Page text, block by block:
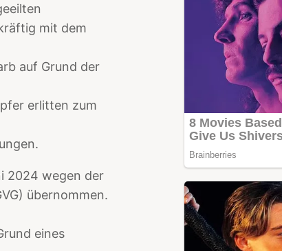
mit dem
auf Grund der
erlitten zum
2024 wegen der
übernommen.
eines